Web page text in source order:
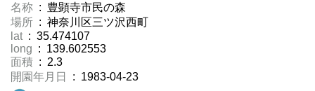
名称 : 豊顕寺市民の森
場所 : 神奈川区三ツ沢西町
lat : 35.474107
long : 139.602553
面積 : 2.3
開園年月日
: 1983-04-23